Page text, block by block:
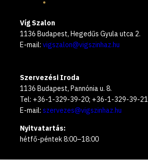
Víg Szalon
1136 Budapest, Hegedűs Gyula utca 2.
E-mail: vigszalon@vigszinhaz.hu
Szervezési Iroda
1136 Budapest, Pannónia u. 8.
Tel: +36-1-329-39-20; +36-1-329-39-21
E-mail: szervezes@vigszinhaz.hu
Nyitvatartás:
hétfő-péntek 8:00–18:00